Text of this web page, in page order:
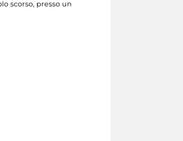
scorso, presso un